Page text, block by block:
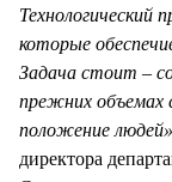
Технологический
которые
Задача стоит –
прежних объемах
положение людей»,
директора